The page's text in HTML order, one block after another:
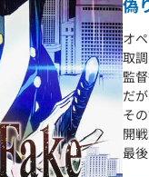
偽
オ
取
監
だ
そ
開
最